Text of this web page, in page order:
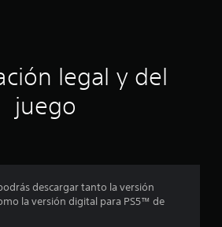
i
o
e
legal y del
juego
descargar tanto la versión
la versión digital para PS5™ de